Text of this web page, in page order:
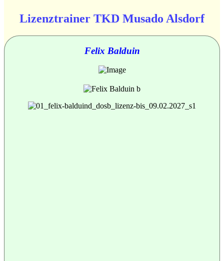
Lizenztrainer TKD Musado Alsdorf
Felix Balduin